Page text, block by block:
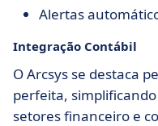
Alertas
Integração Contábil
O Arcsys se destaca
perfeita,
setores financeiro e